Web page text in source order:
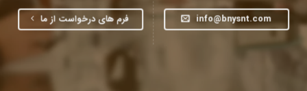
info@bnysnt.com فرم های درخواست از ما